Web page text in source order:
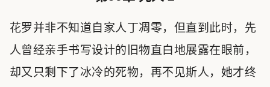
花罗并非不知道自家人丁凋零，但直到此时，先
人曾经亲手书写设计的旧物直白地展露在眼前，
却又只剩下了冰冷的死物，再不见斯人，她才终